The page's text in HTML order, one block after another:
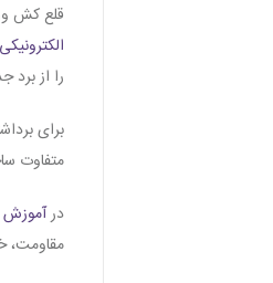
قلع كش وولت 366 از جنس پلاستیک ساخته شده است و در برابر حرارت مقاوم است. برای برداشتن قلع
را از برد
متفاوت
درآموزش
مقاومت، خازن و غیره آشنا می